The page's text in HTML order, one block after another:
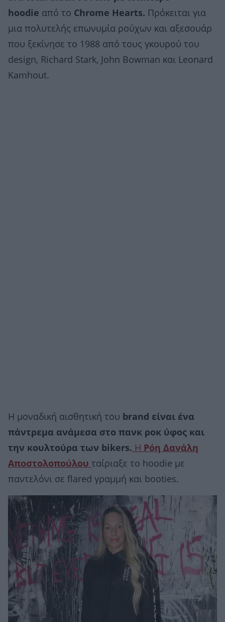
hoodie από το Chrome Hearts. Πρόκειται για
μια πολυτελής επωνυμία ρούχων και αξεσουάρ
που ξεκίνησε το 1988 από τους γκουρού του
design, Richard Stark, John Bowman και Leonard
Kamhout.
Η μοναδική αισθητική του brand είναι ένα
πάντρεμα ανάμεσα στο πανκ ροκ ύφος και
την κουλτούρα των bikers. Η Ρόη Δανάλη
Αποστολοπούλου ταίριαξε το hoodie με
παντελόνι σε flared γραμμή και booties.